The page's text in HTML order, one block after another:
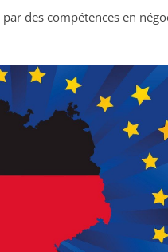
par des compétences en